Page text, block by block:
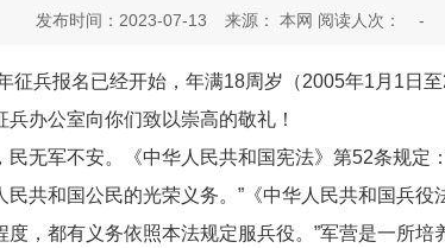
发布时间：2023-07-13 来源： 本网 阅读人次： -
兵报名已经开始，年满18周岁（2005年1月1日至
兵办公室向你们致以崇高的敬礼！
军不安。《中华人民共和国宪法》第52条规定
民共和国公民的光荣义务。”《中华人民共和国兵
度，都有义务依照本法规定服兵役。”军营是一所培